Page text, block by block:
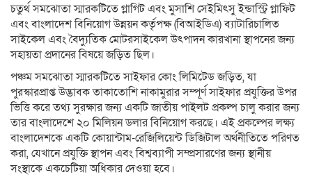
চতুর্থ সমঝোতা স্মারকটিতে গ্লাগিট এবং মুসাশি সেইমিৎসু ইন্ডাস্ট্রি গ্লাফিট
এবং বাংলাদেশ বিনিয়োগ উন্নয়ন কর্তৃপক্ষ (বিআইডিএ) ব্যাটারিচালিত
সাইকেল এবং বৈদ্যুতিক মোটরসাইকেল উৎপাদন কারখানা স্থাপনের জন্য
সহায়তা প্রদানের বিষয়ে জড়িত ছিল।
পঞ্চম সমঝোতা স্মারকটিতে সাইফার কোং লিমিটেড জড়িত, যা
পুরস্কারপ্রাপ্ত উদ্ভাবক তাকাতোশি নাকামুরার সম্পূর্ণ সাইফার প্রযুক্তির উপর
ভিত্তি করে তথ্য সুরক্ষার জন্য একটি জাতীয় পাইলট প্রকল্প চালু করার জন্য
তার বাংলাদেশে ২০ মিলিয়ন ডলার বিনিয়োগ করছে। এই প্রকল্পের লক্ষ্য
বাংলাদেশকে একটি কোয়ান্টাম-রেজিলিয়েন্ট ডিজিটাল অর্থনীতিতে পরিণত
করা, যেখানে প্রযুক্তি স্থাপন এবং বিশ্বব্যাপী সম্প্রসারণের জন্য স্থানীয়
সংস্থাকে একচেটিয়া অধিকার দেওয়া হবে।